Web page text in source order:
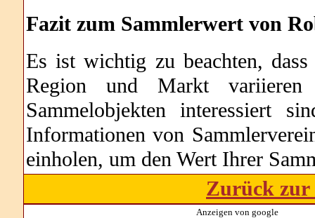
Fazit zum Sammlerwert von
Es ist wichtig zu beachten,
Region und Markt
Sammelobjekten interessiert
Informationen von
einholen, um den Wert Ihrer
Zurück zur
Anzeigen von google